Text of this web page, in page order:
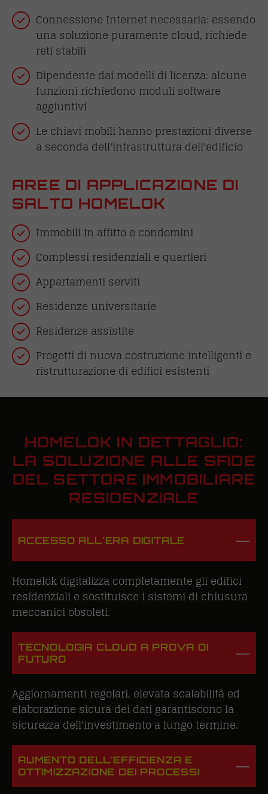
Connessione Internet necessaria: essendo
una soluzione puramente cloud, richiede
reti stabili
Dipendente dai modelli di licenza: alcune
funzioni richiedono moduli software
aggiuntivi
Le chiavi mobili hanno prestazioni diverse
a seconda dell'infrastruttura dell'edificio
AREE DI APPLICAZIONE DI
SALTO HOMELOK
Immobili in affitto e condomini
Complessi residenziali e quartieri
Appartamenti serviti
Residenze universitarie
Residenze assistite
Progetti di nuova costruzione intelligenti e
ristrutturazione di edifici esistenti
HOMELOK IN DETTAGLIO:
LA SOLUZIONE ALLE SFIDE
DEL SETTORE IMMOBILIARE
RESIDENZIALE
ACCESSO ALL'ERA DIGITALE
Homelok digitalizza completamente gli edifici
residenziali e sostituisce i sistemi di chiusura
meccanici obsoleti.
TECNOLOGIA CLOUD A PROVA DI
FUTURO
Aggiornamenti regolari, elevata scalabilità ed
elaborazione sicura dei dati garantiscono la
sicurezza dell'investimento a lungo termine.
AUMENTO DELL'EFFICIENZA E
OTTIMIZZAZIONE DEI PROCESSI